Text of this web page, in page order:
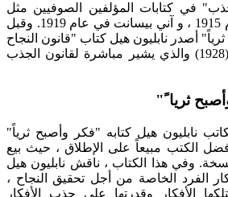
في كتابات المؤلفين الصوفيين مثل
وليام كوان جادج في عام 1915 ، و آني بيسانت في عام 1919. وقبل
أصدر نابليون هيل كتاب "قانون النجاح
في 16 درس" في عام (1928) والذي يشير مباشرة لقانون الجذب
، نشر الكاتب نابليون هيل كتابه "فكر وأصبح ثرياً"
الكتب مبيعاً على الإطلاق ، حيث بيع
60 مليون نسخة. وفي هذا الكتاب ، ناقش نابليون هيل
الفرد الخاصة من أجل تحقيق النجاح ،
الأفكار وقدرتها على جذب الأفكار